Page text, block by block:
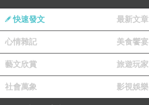
快速發文 最新文章
心情雜記 美食饗宴
藝文欣賞 旅遊玩家
社會萬象 影視娛樂